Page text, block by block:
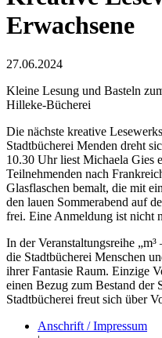
Erwachsene
27.06.2024
Kleine Lesung und Basteln
Hilleke-Bücherei
Die nächste kreative
Stadtbücherei Menden dreht
10.30 Uhr liest Michaela Gies
Teilnehmenden nach
Glasflaschen bemalt, die mit
den lauen Sommerabend auf
frei. Eine Anmeldung ist nicht
In der Veranstaltungsreihe
die Stadtbücherei Menschen
ihrer Fantasie Raum. Einzige
einen Bezug zum Bestand der
Stadtbücherei freut sich über
Anschrift / Impressum